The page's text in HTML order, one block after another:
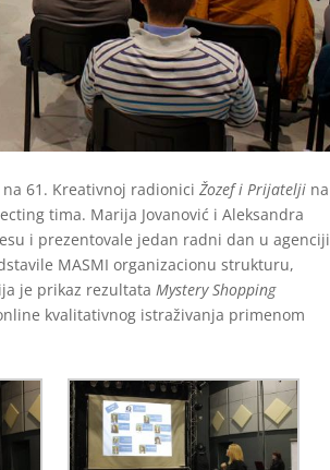
na 61. Kreativnoj radioniciŽozef i Prijatelji na
tima. Marija Jovanović i Aleksandra
i prezentovale jedan radni dan u agenciji
MASMI organizacionu strukturu,
je prikaz rezultataMystery Shopping
kvalitativnog istraživanja primenom